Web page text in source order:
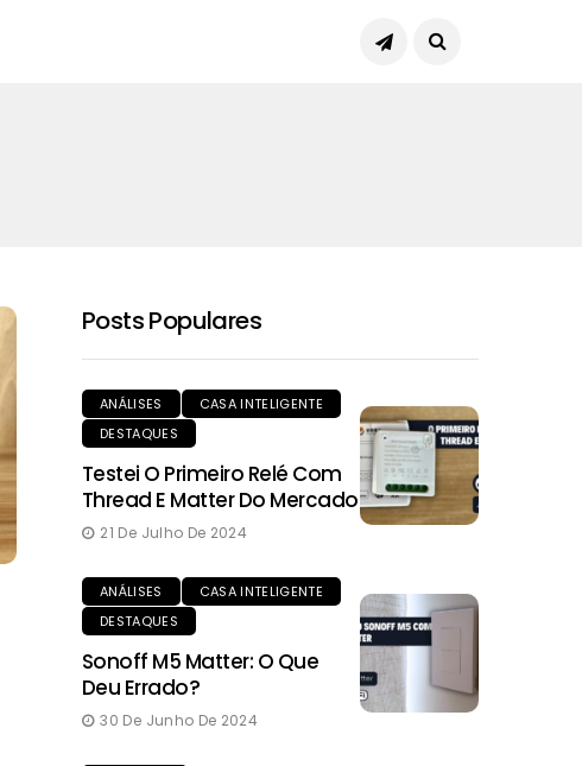
Posts Populares
ANÁLISES
CASA INTELIGENTE
DESTAQUES
Testei O Primeiro Relé Com
Thread E Matter Do Mercado
21 De Julho De 2024
ANÁLISES
CASA INTELIGENTE
DESTAQUES
Sonoff M5 Matter: O Que
Deu Errado?
30 De Junho De 2024